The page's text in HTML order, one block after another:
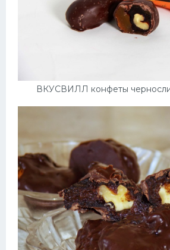
ВКУСВИЛЛ конфеты